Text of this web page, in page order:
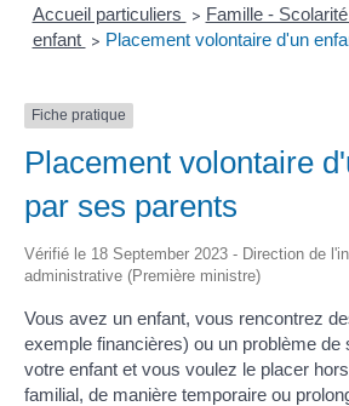
Accueil particuliers > Famille - Scolarité
enfant > Placement volontaire d'un
Fiche pratique
Placement volontaire
par ses parents
Vérifié le 18 September 2023 - Direction de
administrative (Première ministre)
Vous avez un enfant, vous rencontrez
exemple financières) ou un problème de
votre enfant et vous voulez le placer
familial, de manière temporaire ou